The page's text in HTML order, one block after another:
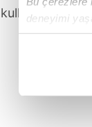
deneyimi
içerikleri
kullandığı